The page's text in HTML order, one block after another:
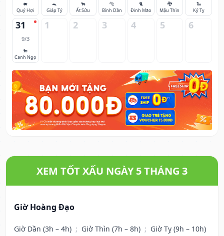
🐖
Quý Hợi
🐀
Giáp Tý
🐂
Ất Sửu
🐅
Bính Dần
🐈
Đinh Mão
🐉
Mậu Thìn
🐍
Kỷ Tỵ
31
9/3
🐎
Canh Ngọ
1 2 3 4 5 6
XEM TỐT XẤU NGÀY 5 THÁNG 3
Giờ Hoàng Đạo
Giờ Dần (3h – 4h) ; Giờ Thìn (7h – 8h) ; Giờ Tỵ (9h – 10h)